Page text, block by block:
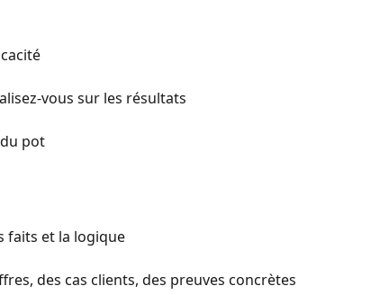
vous sur les résultats
pot
faits et la logique
des cas clients, des preuves concrètes